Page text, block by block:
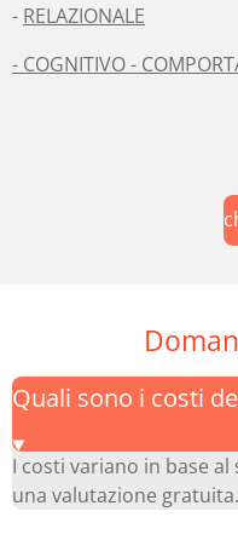
- RELAZIONALE
- COGNITIVO -
Quali sono i costi
I costi variano in base
una valutazione gratuita.